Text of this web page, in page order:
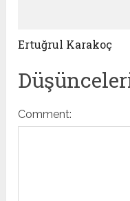
Ertuğrul Karakoç
Comment: